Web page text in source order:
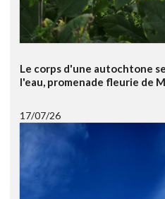
Le corps d'une autochtone
l'eau, promenade fleurie de
17/07/26